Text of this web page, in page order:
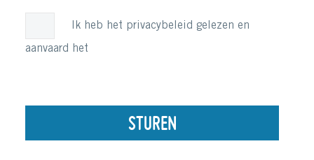
Ik heb het privacybeleid gelezen en
aanvaard het